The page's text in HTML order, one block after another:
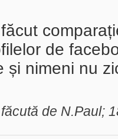
de
și nimeni nu
de N.Paul;